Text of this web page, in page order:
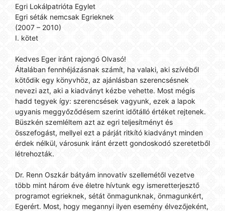
Egri Lokálpatrióta Egylet
Egri séták nemcsak Egrieknek
(2007 – 2010)
I. kötet
Kedves Eger iránt rajongó Olvasó!
Általában fennhéjázásnak számít, ha valaki, aki szívéből
kötődik egy könyvhöz, az ajánlásban szerencsésnek
nevezi azt, aki a kiadványt kézbe vehette. Most mégis
hadd tegyek így: szerencsések vagyunk, ezek a lapok
ugyanis meggyőződésem szerint időtálló értéket rejtenek.
Büszkén szemléltem azt az egri teljesítményt és
összefogást, mellyel ezt a párját ritkító kiadványt minden
érdek nélkül, városunk iránt érzett gondoskodó szeretetből
létrehozták.
Dr. Renn Oszkár bátyám innovatív szellemétől vezetve
több mint három éve életre hívtunk egy ismeretterjesztő
programot egrieknek, sétát önmagunknak, önmagunkért,
Egerért. Most, hogy megannyi ilyen esemény élvezőjeként,